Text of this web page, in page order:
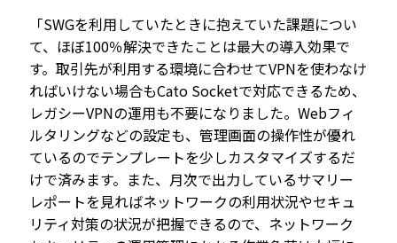
「SWGを利用していたときに抱えていた課題につい
て、ほぼ100％解決できたことは最大の導入効果で
す。取引先が利用する環境に合わせてVPNを使わなけ
ればいけない場合もCato Socketで対応できるため、
レガシーVPNの運用も不要になりました。Webフィ
ルタリングなどの設定も、管理画面の操作性が優れ
ているのでテンプレートを少しカスタマイズするだ
けで済みます。また、月次で出力しているサマリー
レポートを見ればネットワークの利用状況やセキュ
リティ対策の状況が把握できるので、ネットワーク